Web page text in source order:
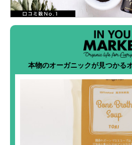
本物のオーガニックが見つかる